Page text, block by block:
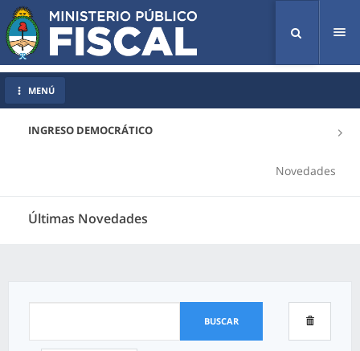
INGRESO DEMOCRÁTICO
Novedades
Últimas Novedades
MENÚ
BUSCAR